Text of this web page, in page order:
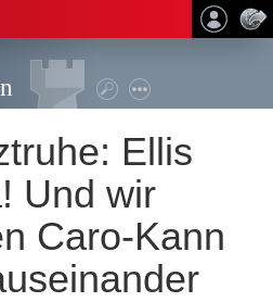
Ellis
Und wir
Caro-Kann